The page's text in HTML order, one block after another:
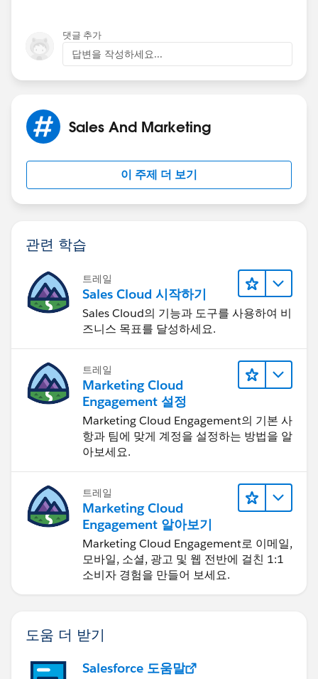
댓글 추가
답변을 작성하세요...
Sales And Marketing
이 주제 더 보기
관련 학습
트레일
Sales Cloud 시작하기
Sales Cloud의 기능과 도구를 사용하여 비
즈니스 목표를 달성하세요.
트레일
Marketing Cloud
Engagement 설정
Marketing Cloud Engagement의 기본 사
항과 팀에 맞게 계정을 설정하는 방법을 알
아보세요.
트레일
Marketing Cloud
Engagement 알아보기
Marketing Cloud Engagement로 이메일,
모바일, 소셜, 광고 및 웹 전반에 걸친 1:1
소비자 경험을 만들어 보세요.
도움 더 받기
Salesforce 도움말